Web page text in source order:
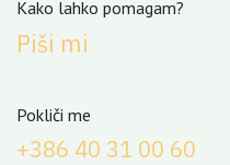
Kako lahko pomagam?
Piši mi
Pokliči me
+386 40 31 00 60